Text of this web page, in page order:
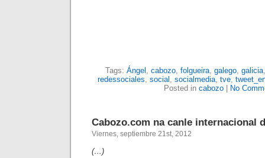
Tags: Ángel , cabozo, folgueira, galego, galicia
redessociales, social , socialmedia, tve,
Posted in cabozo No
Cabozo.com na canle internacional
Viernes, septiembre 21st, 2012
(…)